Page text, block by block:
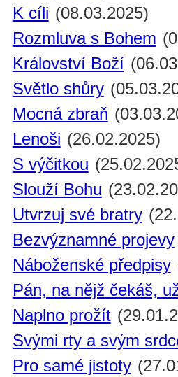
K cíli (08.03.2025)
Rozmluva s Bohem
Království Boží
Světlo shůry
Mocná zbraň
Lenoši (26.02.2025)
S výčitkou
Slouží Bohu
Utvrzuj své bratry
Bezvýznamné projevy
Náboženské předpisy
Pán, na nějž čekáš,
Naplno prožít
Svými rty a svým
Pro samé jistoty